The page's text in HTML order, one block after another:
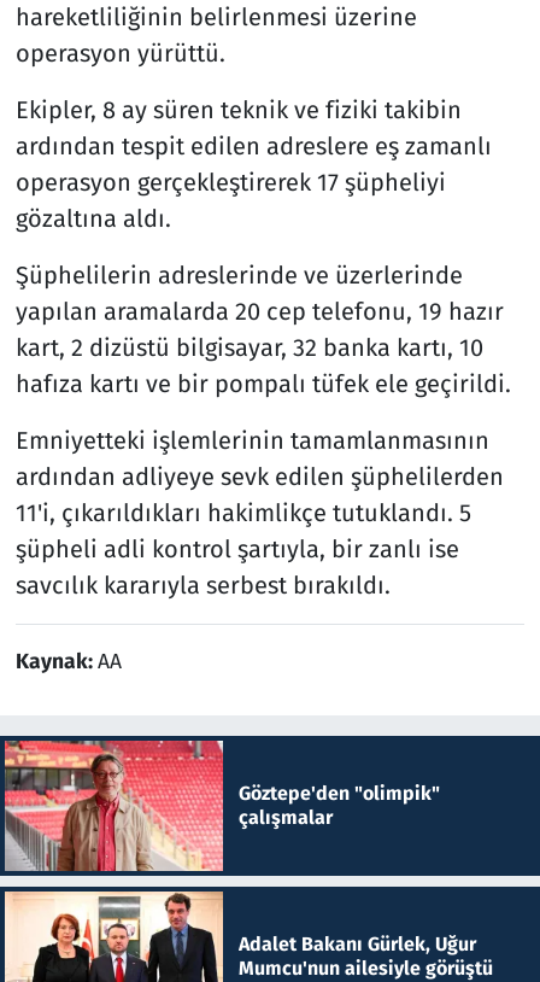
hareketliliğinin belirlenmesi üzerine
operasyon yürüttü.
Ekipler, 8 ay süren teknik ve fiziki takibin
ardından tespit edilen adreslere eş zamanlı
operasyon gerçekleştirerek 17 şüpheliyi
gözaltına aldı.
Şüphelilerin adreslerinde ve üzerlerinde
yapılan aramalarda 20 cep telefonu, 19 hazır
kart, 2 dizüstü bilgisayar, 32 banka kartı, 10
hafıza kartı ve bir pompalı tüfek ele geçirildi.
Emniyetteki işlemlerinin tamamlanmasının
ardından adliyeye sevk edilen şüphelilerden
11'i, çıkarıldıkları hakimlikçe tutuklandı. 5
şüpheli adli kontrol şartıyla, bir zanlı ise
savcılık kararıyla serbest bırakıldı.
Kaynak:AA
Göztepe'den "olimpik"
çalışmalar
Adalet Bakanı Gürlek, Uğur
Mumcu'nun ailesiyle görüştü
Televizyon